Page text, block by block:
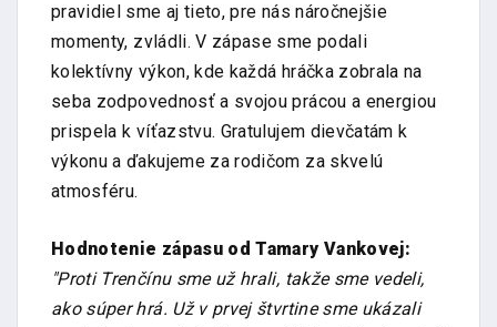
pravidiel sme aj tieto, pre nás náročnejšie
momenty, zvládli. V zápase sme podali
kolektívny výkon, kde každá hráčka zobrala na
seba zodpovednosť a svojou prácou a energiou
prispela k víťazstvu. Gratulujem dievčatám k
výkonu a ďakujeme za rodičom za skvelú
atmosféru.
Hodnotenie zápasu od Tamary Vankovej:
"Proti Trenčínu sme už hrali, takže sme vedeli,
ako súper hrá. Už v prvej štvrtine sme ukázali